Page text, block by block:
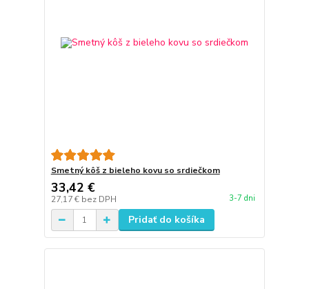
Smetný kôš z bieleho kovu so srdiečkom
33,42 €
27,17 € bez DPH 3-7 dni
Pridať do košíka